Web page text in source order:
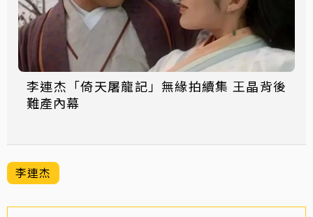
李連杰「倚天屠龍記」無緣拍續集 王晶背後
難產內幕
李連杰